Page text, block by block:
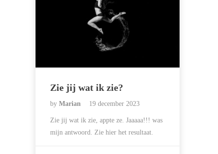
Zie jij wat ik zie?
by Marian 19 december 2023
Zie jij wat ik zie, appte ze. Jaaaaa!!! was
mijn antwoord. Zie hier het resultaat.